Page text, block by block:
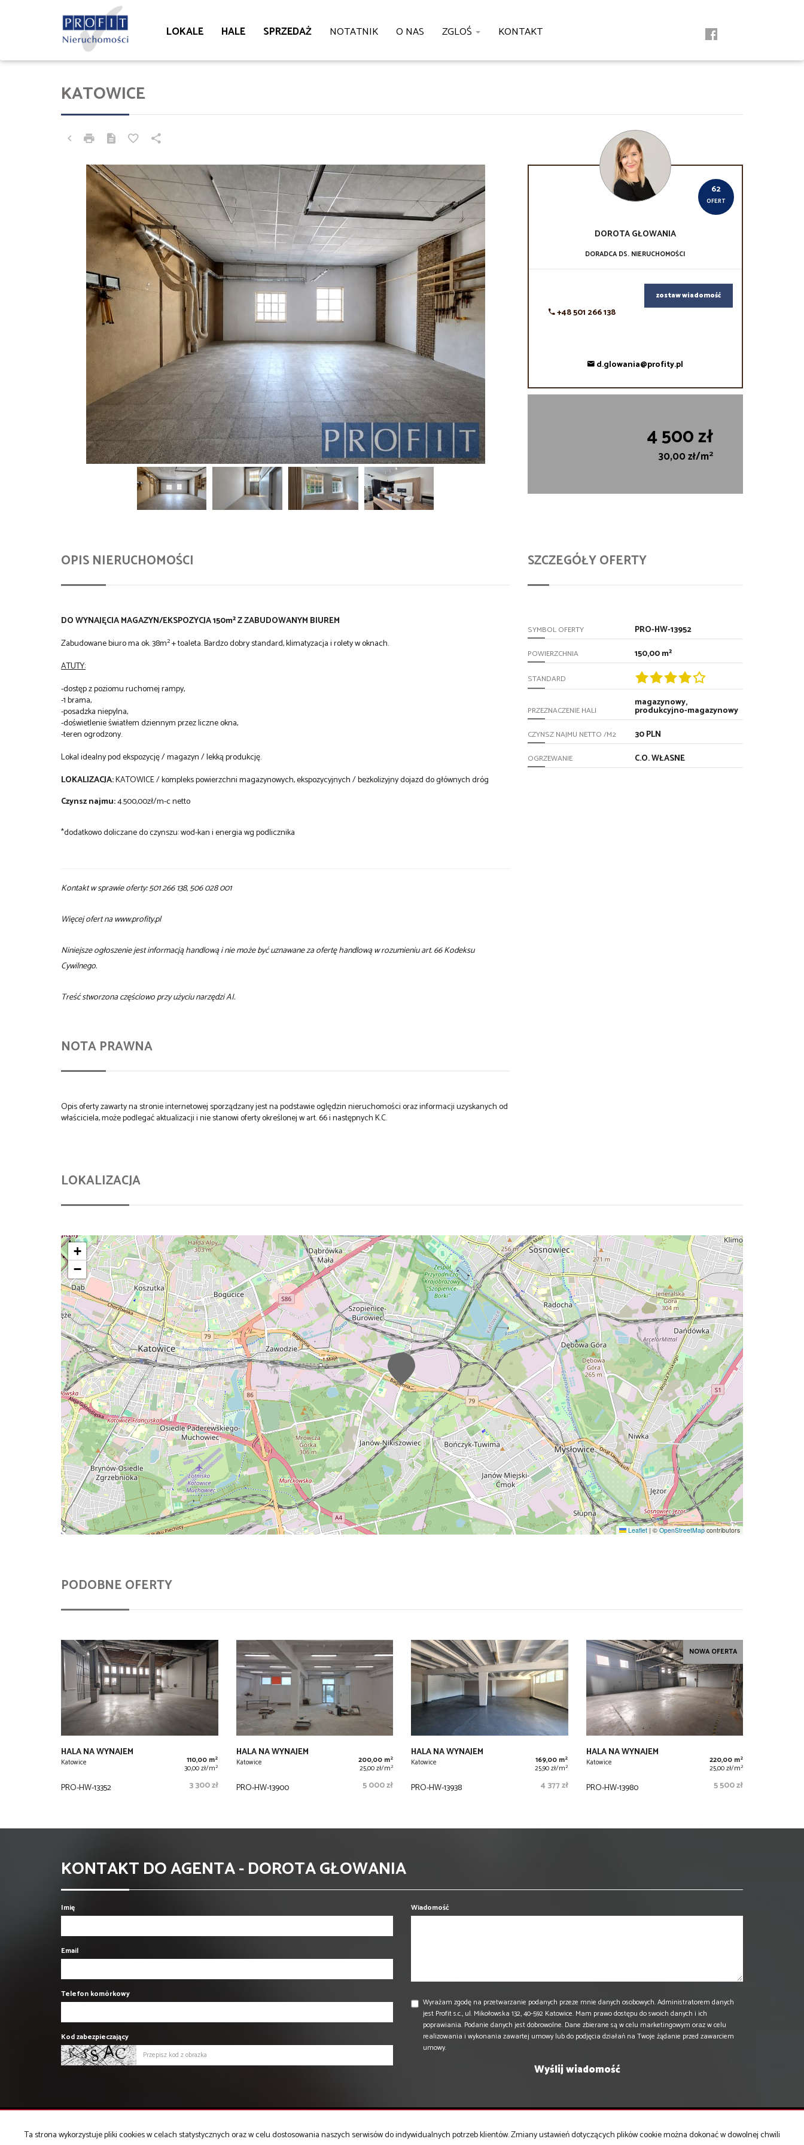
LOKALE HALE SPRZEDAŻ NOTATNIK O NAS ZGLOŚ KONTAKT
KATOWICE
62
OFERT
DOROTAGŁOWANIA
DORADCA DS. NIERUCHOMOŚCI
+48 501 266 138
zostaw wiadomość
d.glowania@profity.pl
4 500 zł
30,00 zł/m2
OPIS NIERUCHOMOŚCI
DO WYNAJĘCIA MAGAZYN/EKSPOZYCJA 150m² Z ZABUDOWANYM BIUREM
Zabudowane biuro ma ok. 38m2+ toaleta. Bardzo dobry standard, klimatyzacja i rolety w oknach.
ATUTY:
-dostęp z poziomu ruchomej rampy,
-1 brama,
-posadzka niepylna,
-doświetlenie światłem dziennym przez liczne okna,
-teren ogrodzony.
Lokal idealny pod ekspozycję / magazyn / lekką produkcję.
LOKALIZACJA:KATOWICE / kompleks powierzchni magazynowych, ekspozycyjnych / bezkolizyjny dojazd do głównych dróg
Czynsz najmu:4.500,00zł/m-c netto
*dodatkowo doliczane do czynszu: wod-kan i energia wg podlicznika
Kontakt w sprawie oferty: 501 266 138, 506 028 001
Więcej ofert na www.profity.pl
Niniejsze ogłoszenie jest informacją handlową i nie może być uznawane za ofertę handlową w rozumieniu art. 66 Kodeksu
Cywilnego.
Treść stworzona częściowo przy użyciu narzędzi AI.
NOTA PRAWNA
Opis oferty zawarty na stronie internetowej sporządzany jest na podstawie oględzin nieruchomości oraz informacji uzyskanych od
właściciela, może podlegać aktualizacji i nie stanowi oferty określonej w art. 66 i następnych K.C.
SZCZEGÓŁY OFERTY
SYMBOL OFERTY PRO-HW-13952
POWIERZCHNIA 150,00 m²
STANDARD
PRZEZNACZENIE HALI
magazynowy,
produkcyjno-magazynowy
CZYNSZ NAJMU NETTO /M2 30 PLN
OGRZEWANIE C.O. WŁASNE
LOKALIZACJA
+
−
Leaflet | © OpenStreetMap contributors
PODOBNE OFERTY
HALA NA WYNAJEM
Katowice 110,00 m2
30,00 zł/m2
PRO-HW-13352 3 300 zł
HALA NA WYNAJEM
Katowice 200,00 m2
25,00 zł/m2
PRO-HW-13900 5 000 zł
HALA NA WYNAJEM
Katowice 169,00 m2
25,90 zł/m2
PRO-HW-13938 4 377 zł
NOWA OFERTA
HALA NA WYNAJEM
Katowice 220,00 m2
25,00 zł/m2
PRO-HW-13980 5 500 zł
KONTAKT DO AGENTA - DOROTA GŁOWANIA
Imię
Email
Telefon komórkowy
Kod zabezpieczający
Wiadomość
Wyrażam zgodę na przetwarzanie podanych przeze mnie danych osobowych. Administratorem danych
jest Profit s.c., ul. Mikołowska 132, 40-592 Katowice. Mam prawo dostępu do swoich danych i ich
poprawiania. Podanie danych jest dobrowolne. Dane zbierane są w celu marketingowym oraz w celu
realizowania i wykonania zawartej umowy lub do podjęcia działań na Twoje żądanie przed zawarciem
umowy.
PROFIT Nieruchomości Komercyjne Mieszkaniana wynajem
Mieszkaniana sprzedaż
Ta strona wykorzystuje pliki cookies w celach statystycznych oraz w celu dostosowania naszych serwisów do indywidualnych potrzeb klientów. Zmiany ustawień dotyczących plików cookie można dokonać w dowolnej chwili